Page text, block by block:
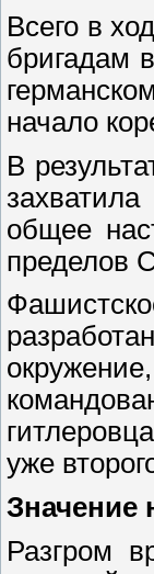
Всего в
бригадам
начало
В
общее
пределов
уже
Значение
Разгром